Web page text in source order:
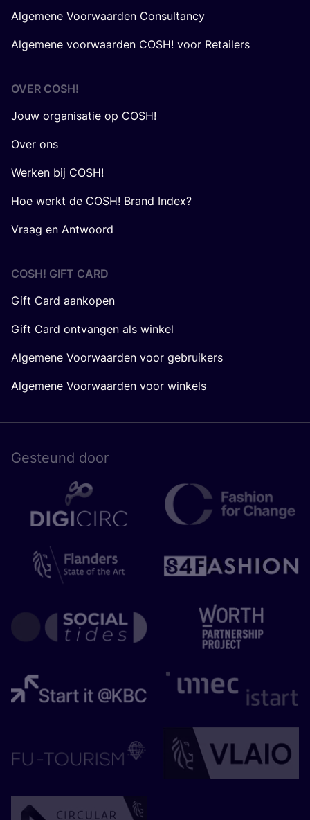
Algemene Voorwaarden Consultancy
Algemene voorwaarden COSH! voor Retailers
OVER COSH!
Jouw organisatie op COSH!
Over ons
Werken bij COSH!
Hoe werkt de COSH! Brand Index?
Vraag en Antwoord
COSH! GIFT CARD
Gift Card aankopen
Gift Card ontvangen als winkel
Algemene Voorwaarden voor gebruikers
Algemene Voorwaarden voor winkels
Gesteund door